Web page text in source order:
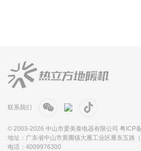
联系我们
© 2003-2026 中山市爱美泰电器有限公司 粤ICP
地址：广东省中山市黄圃镇大雁工业区雁东五路
电话：4009976300